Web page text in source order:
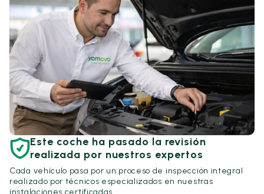
Este coche ha pasado la revisión
realizada por nuestros expertos
Cada vehículo pasa por un proceso de inspección integral
realizado por técnicos especializados en nuestras